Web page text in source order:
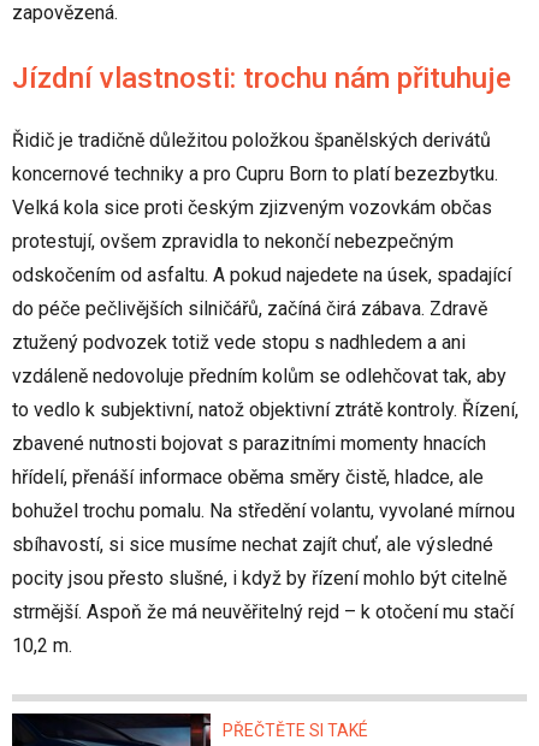
zapovězená.
Jízdní vlastnosti: trochu nám přituhuje
Řidič je tradičně důležitou položkou španělských derivátů
koncernové techniky a pro Cupru Born to platí bezezbytku.
Velká kola sice proti českým zjizveným vozovkám občas
protestují, ovšem zpravidla to nekončí nebezpečným
odskočením od asfaltu. A pokud najedete na úsek, spadající
do péče pečlivějších silničářů, začíná čirá zábava. Zdravě
ztužený podvozek totiž vede stopu s nadhledem a ani
vzdáleně nedovoluje předním kolům se odlehčovat tak, aby
to vedlo k subjektivní, natož objektivní ztrátě kontroly. Řízení,
zbavené nutnosti bojovat s parazitními momenty hnacích
hřídelí, přenáší informace oběma směry čistě, hladce, ale
bohužel trochu pomalu. Na středění volantu, vyvolané mírnou
sbíhavostí, si sice musíme nechat zajít chuť, ale výsledné
pocity jsou přesto slušné, i když by řízení mohlo být citelně
strmější. Aspoň že má neuvěřitelný rejd – k otočení mu stačí
10,2 m.
PŘEČTĚTE SI TAKÉ